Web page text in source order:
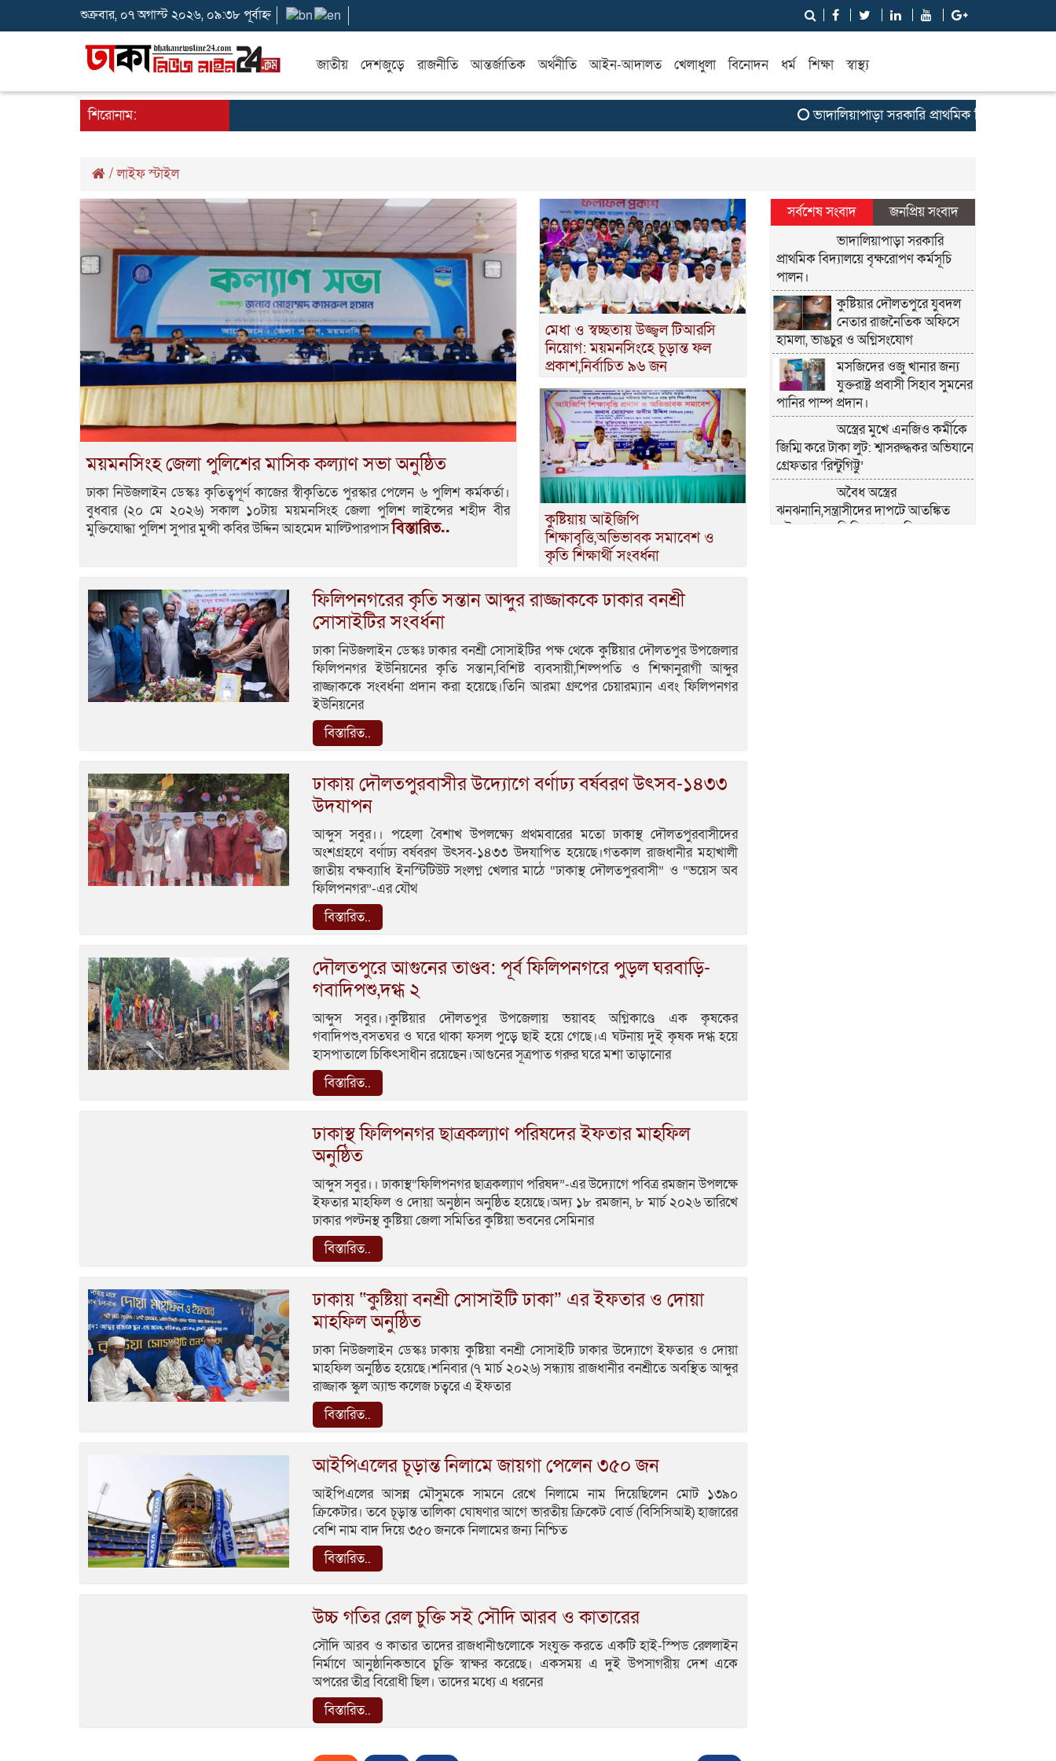
শুক্রবার, ০৭ অগাস্ট ২০২৬, ০৯:৩৮ পূর্বাহ্ন
জাতীয় দেশজুড়ে রাজনীতি আন্তর্জাতিক অর্থনীতি আইন-আদালত খেলাধুলা বিনোদন ধর্ম শিক্ষা স্বাস্থ্য
শিরোনাম: ভাদালিয়াপাড়া সরকারি প্রাথমিক বিদ্যালয়ে
/লাইফ স্টাইল
ময়মনসিংহ জেলা পুলিশের মাসিক কল্যাণ সভা অনুষ্ঠিত
ঢাকা নিউজলাইন ডেস্কঃ কৃতিত্বপূর্ণ কাজের স্বীকৃতিতে পুরস্কার পেলেন ৬ পুলিশ কর্মকর্তা।
বুধবার (২০ মে ২০২৬) সকাল ১০টায় ময়মনসিংহ জেলা পুলিশ লাইন্সের শহীদ বীর
মুক্তিযোদ্ধা পুলিশ সুপার মুন্সী কবির উদ্দিন আহমেদ মাল্টিপারপাসবিস্তারিত..
মেধা ও স্বচ্ছতায় উজ্জ্বল টিআরসি
নিয়োগ: ময়মনসিংহে চূড়ান্ত ফল
প্রকাশ,নির্বাচিত ৯৬ জন
কুষ্টিয়ায় আইজিপি
শিক্ষাবৃত্তি,অভিভাবক সমাবেশ ও
কৃতি শিক্ষার্থী সংবর্ধনা
ফিলিপনগরের কৃতি সন্তান আব্দুর রাজ্জাককে ঢাকার বনশ্রী
সোসাইটির সংবর্ধনা
ঢাকা নিউজলাইন ডেস্কঃ ঢাকার বনশ্রী সোসাইটির পক্ষ থেকে কুষ্টিয়ার দৌলতপুর উপজেলার
ফিলিপনগর ইউনিয়নের কৃতি সন্তান,বিশিষ্ট ব্যবসায়ী,শিল্পপতি ও শিক্ষানুরাগী আব্দুর
রাজ্জাককে সংবর্ধনা প্রদান করা হয়েছে।তিনি আরমা গ্রুপের চেয়ারম্যান এবং ফিলিপনগর
ইউনিয়নের
বিস্তারিত..
ঢাকায় দৌলতপুরবাসীর উদ্যোগে বর্ণাঢ্য বর্ষবরণ উৎসব-১৪৩৩
উদযাপন
আব্দুস সবুর।। পহেলা বৈশাখ উপলক্ষ্যে প্রথমবারের মতো ঢাকাস্থ দৌলতপুরবাসীদের
অংশগ্রহণে বর্ণাঢ্য বর্ষবরণ উৎসব-১৪৩৩ উদযাপিত হয়েছে।গতকাল রাজধানীর মহাখালী
জাতীয় বক্ষব্যাধি ইনস্টিটিউট সংলগ্ন খেলার মাঠে “ঢাকাস্থ দৌলতপুরবাসী” ও “ভয়েস অব
ফিলিপনগর”-এর যৌথ
বিস্তারিত..
দৌলতপুরে আগুনের তাণ্ডব: পূর্ব ফিলিপনগরে পুড়ল ঘরবাড়ি-
গবাদিপশু,দগ্ধ ২
আব্দুস সবুর।।কুষ্টিয়ার দৌলতপুর উপজেলায় ভয়াবহ অগ্নিকাণ্ডে এক কৃষকের
গবাদিপশু,বসতঘর ও ঘরে থাকা ফসল পুড়ে ছাই হয়ে গেছে।এ ঘটনায় দুই কৃষক দগ্ধ হয়ে
হাসপাতালে চিকিৎসাধীন রয়েছেন।আগুনের সূত্রপাত গরুর ঘরে মশা তাড়ানোর
বিস্তারিত..
ঢাকাস্থ ফিলিপনগর ছাত্রকল্যাণ পরিষদের ইফতার মাহফিল
অনুষ্ঠিত
আব্দুস সবুর।। ঢাকাস্থ“ফিলিপনগর ছাত্রকল্যাণ পরিষদ”-এর উদ্যোগে পবিত্র রমজান উপলক্ষে
ইফতার মাহফিল ও দোয়া অনুষ্ঠান অনুষ্ঠিত হয়েছে।অদ্য ১৮ রমজান, ৮ মার্চ ২০২৬ তারিখে
ঢাকার পল্টনস্থ কুষ্টিয়া জেলা সমিতির কুষ্টিয়া ভবনের সেমিনার
বিস্তারিত..
ঢাকায় “কুষ্টিয়া বনশ্রী সোসাইটি ঢাকা” এর ইফতার ও দোয়া
মাহফিল অনুষ্ঠিত
ঢাকা নিউজলাইন ডেস্কঃ ঢাকায় কুষ্টিয়া বনশ্রী সোসাইটি ঢাকার উদ্যোগে ইফতার ও দোয়া
মাহফিল অনুষ্ঠিত হয়েছে।শনিবার (৭ মার্চ ২০২৬) সন্ধ্যায় রাজধানীর বনশ্রীতে অবস্থিত আব্দুর
রাজ্জাক স্কুল অ্যান্ড কলেজ চত্বরে এ ইফতার
বিস্তারিত..
আইপিএলের চূড়ান্ত নিলামে জায়গা পেলেন ৩৫০ জন
আইপিএলের আসন্ন মৌসুমকে সামনে রেখে নিলামে নাম দিয়েছিলেন মোট ১৩৯০
ক্রিকেটার। তবে চূড়ান্ত তালিকা ঘোষণার আগে ভারতীয় ক্রিকেট বোর্ড (বিসিসিআই) হাজারের
বেশি নাম বাদ দিয়ে ৩৫০ জনকে নিলামের জন্য নিশ্চিত
বিস্তারিত..
উচ্চ গতির রেল চুক্তি সই সৌদি আরব ও কাতারের
সৌদি আরব ও কাতার তাদের রাজধানীগুলোকে সংযুক্ত করতে একটি হাই-স্পিড রেললাইন
নির্মাণে আনুষ্ঠানিকভাবে চুক্তি স্বাক্ষর করেছে। একসময় এ দুই উপসাগরীয় দেশ একে
অপরের তীব্র বিরোধী ছিল। তাদের মধ্যে এ ধরনের
বিস্তারিত..
সর্বশেষ সংবাদ
জনপ্রিয় সংবাদ
ভাদালিয়াপাড়া সরকারি
প্রাথমিক বিদ্যালয়ে বৃক্ষরোপণ কর্মসূচি
পালন।
কুষ্টিয়ার দৌলতপুরে যুবদল
নেতার রাজনৈতিক অফিসে
হামলা, ভাঙচুর ও অগ্নিসংযোগ
মসজিদের ওজু খানার জন্য
যুক্তরাষ্ট্র প্রবাসী সিহাব সুমনের
পানির পাম্প প্রদান।
অস্ত্রের মুখে এনজিও কর্মীকে
জিম্মি করে টাকা লুট: শ্বাসরুদ্ধকর অভিযানে
গ্রেফতার ‘রিন্টুগিট্টু’
অবৈধ অস্ত্রের
ঝনঝনানি,সন্ত্রাসীদের দাপটে আতঙ্কিত
দৌলতপুরের ফিলিপনগর-মরিচা চরাঞ্চল